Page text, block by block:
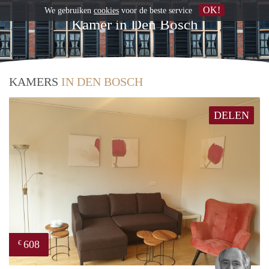
Kamer in Den Bosch
KAMERS IN DEN BOSCH
DELEN
€ 608
We gebruiken cookies voor de beste service OK!